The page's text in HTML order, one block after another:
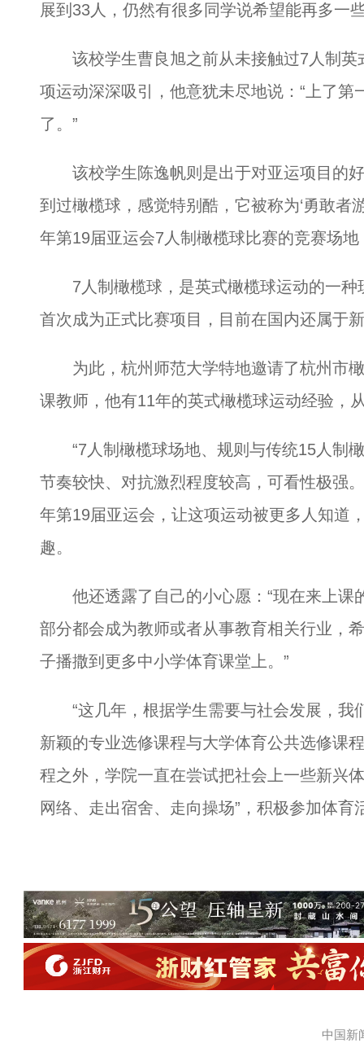
展到33人，仍然有很多同学说希望能再多一
该校学生曹良旭之前从未接触过7人制英
项运动深深吸引，他意犹未尽地说：“上了
了。”
该校学生陈逸帆则是出于对亚运项目的好
到过橄榄球，感觉特别酷，它被称为‘勇敢者
年第19届亚运会7人制橄榄球比赛的竞赛场
7人制橄榄球，是英式橄榄球运动的一种
首次成为正式比赛项目，目前在国内还属于
为此，杭州师范大学特地邀请了杭州市橄
课教师，他有11年的英式橄榄球运动经验，
“7人制橄榄球场地、规则与传统15人制
节奏较快、对抗激烈程度较高，可看性极强
年第19届亚运会，让这项运动被更多人知道
趣。
他还透露了自己的小心愿：“现在来上课
部分都会成为教师或者从事教育相关行业，
子播撒到更多中小学体育课堂上。”
“这几年，根据学生需要与社会发展，我
新颖的专业选修课程与大学体育公共选修课
程之外，学院一直在尝试把社会上一些新兴
网络、走出宿舍、走向操场”，积极参加体
中国新